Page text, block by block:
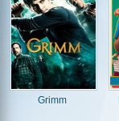
Grimm